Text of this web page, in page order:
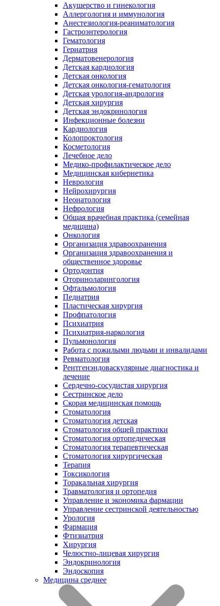
Акушерство и гинекология
Аллергология и иммунология
Анестезиология-реаниматология
Гастроэнтерология
Гематология
Гериатрия
Дерматовенерология
Детская кардиология
Детская онкология
Детская онкология-гематология
Детская урология-андрология
Детская хирургия
Детская эндокринология
Инфекционные болезни
Кардиология
Колопроктология
Косметология
Лечебное дело
Медико-профилактическое дело
Медицинская кибернетика
Неврология
Нейрохирургия
Неонатология
Нефрология
Общая врачебная практика (семейная
медицина)
Онкология
Организация здравоохранения
Организация здравоохранения и
общественное здоровье
Ортодонтия
Оториноларингология
Офтальмология
Педиатрия
Пластическая хирургия
Профпатология
Психиатрия
Психиатрия-наркология
Пульмонология
Работа с пожилыми людьми и инвалидами
Ревматология
Рентгенэндоваскулярные диагностика и
лечение
Сердечно-сосудистая хирургия
Сестринское дело
Скорая медицинская помощь
Стоматология
Стоматология детская
Стоматология общей практики
Стоматология ортопедическая
Стоматология терапевтическая
Стоматология хирургическая
Терапия
Токсикология
Торакальная хирургия
Травматология и ортопедия
Управление и экономика фармации
Управление сестринской деятельностью
Урология
Фармация
Фтизиатрия
Хирургия
Челюстно-лицевая хирургия
Эндокринология
Эндоскопия
Медицина среднее